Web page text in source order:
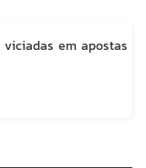
em apostas